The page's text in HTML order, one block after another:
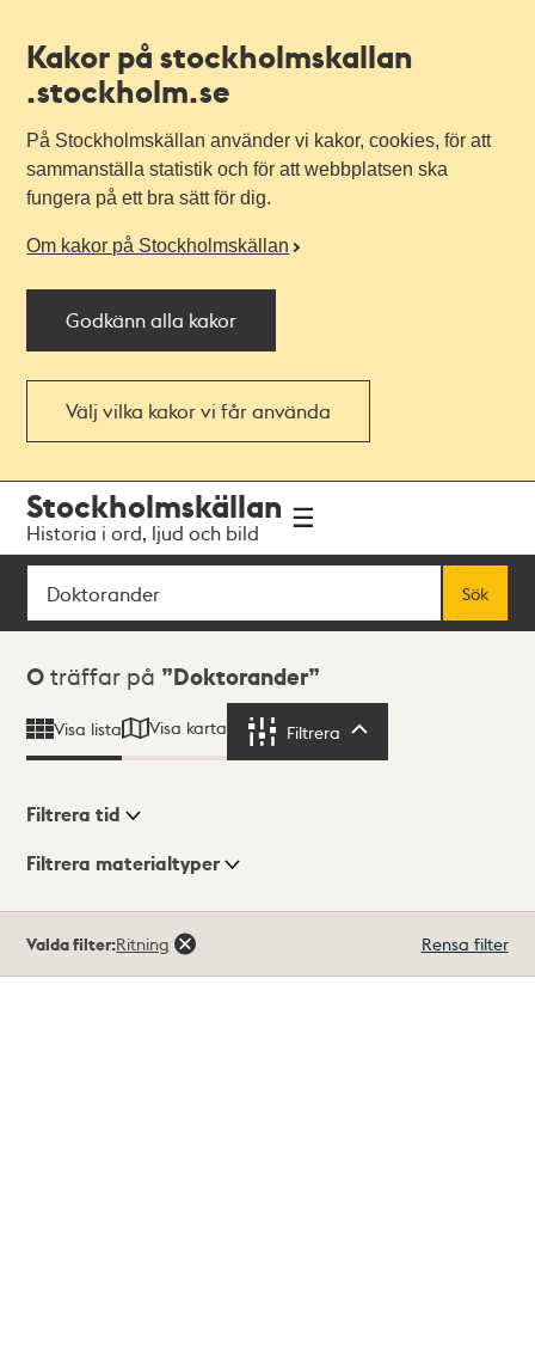
Kakor på stockholmskallan
.stockholm.se
På Stockholmskällan använder vi kakor, cookies, för att
sammanställa statistik och för att webbplatsen ska
fungera på ett bra sätt för dig.
Om kakor på Stockholmskällan
Godkänn alla kakor
Välj vilka kakor vi får använda
navigationen
huvudinnehållet
Stockholmskällan
Historia i ord, ljud och bild
Sök
Sök
Sökresultat
0 träffar på Doktorander
Visa lista Visa karta Filtrera
Visningsläge
Filtrera tid
Filtrera materialtyper
träffar
Valda filter:Ritning Rensa filter